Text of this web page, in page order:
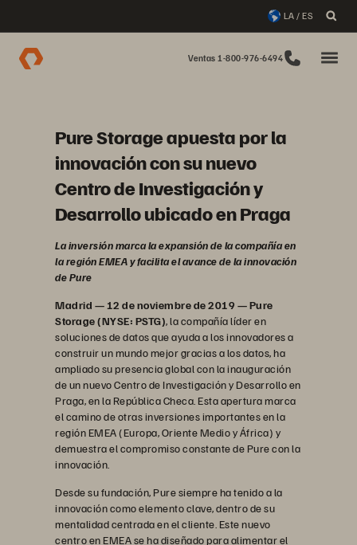
LA / ES
Ventas 1-800-976-6494
Pure Storage apuesta por la
innovación con su nuevo
Centro de Investigación y
Desarrollo ubicado en Praga
La inversión marca la expansión de la compañía en
la región EMEA y facilita el avance de la innovación
de Pure
Madrid — 12 de noviembre de 2019 — Pure
Storage (NYSE: PSTG), la compañía líder en
soluciones de datos que ayuda a los innovadores a
construir un mundo mejor gracias a los datos, ha
ampliado su presencia global con la inauguración
de un nuevo Centro de Investigación y Desarrollo en
Praga, en la República Checa. Esta apertura marca
el camino de otras inversiones importantes en la
región EMEA (Europa, Oriente Medio y África) y
demuestra el compromiso constante de Pure con la
innovación.
Desde su fundación, Pure siempre ha tenido a la
innovación como elemento clave, dentro de su
mentalidad centrada en el cliente. Este nuevo
centro en EMEA se ha diseñado para alimentar el